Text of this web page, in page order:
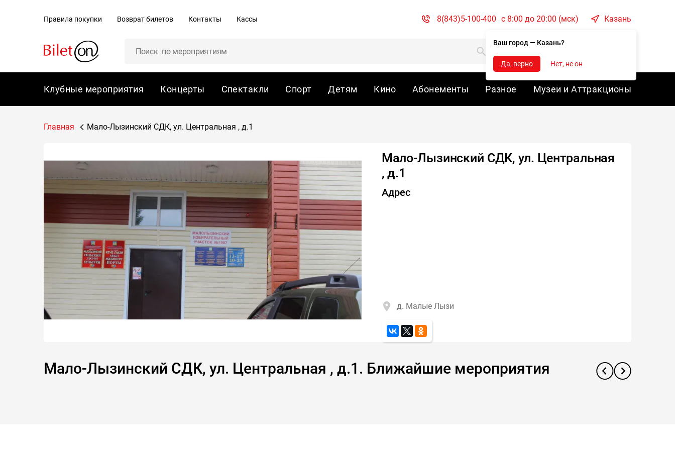
Правила покупки Возврат билетов Контакты Кассы 8(843)5-100-400 c 8:00 до 20:00 (мск) Казань
Ваш город — Казань?
Да, верно Нет, не он
Клубные мероприятия Концерты Спектакли Спорт Детям Кино Абонементы Разное Музеи и Аттракционы
Главная Мало-Лызинский СДК, ул. Центральная , д.1
Мало-Лызинский СДК, ул. Центральная
, д.1
Адрес
д. Малые Лызи
Мало-Лызинский СДК, ул. Центральная , д.1. Ближайшие мероприятия